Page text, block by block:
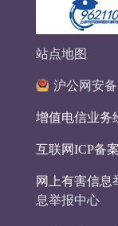
站点地图
沪公网安备
增值电信业务
互联网ICP备
网上有害信息
息举报中心